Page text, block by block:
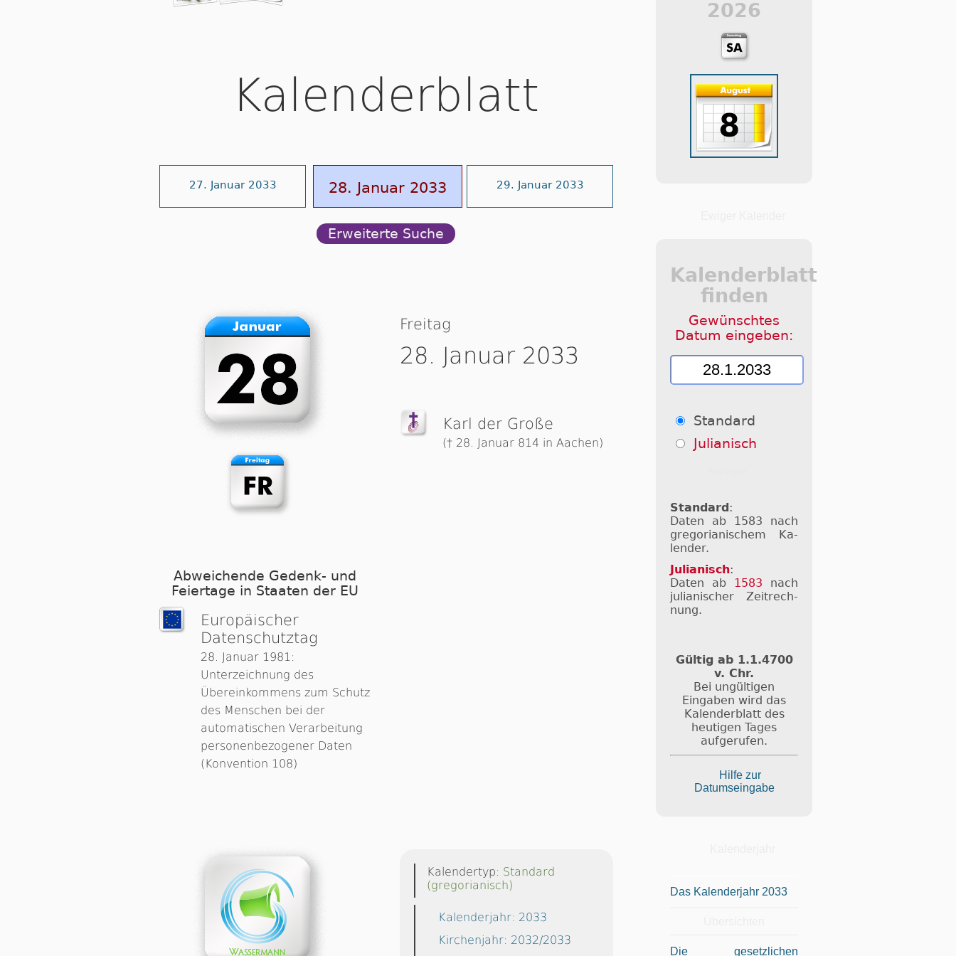
Kalenderblatt
27. Januar 2033 28. Januar 2033 29. Januar 2033
Erweiterte Suche
Abweichende Gedenk- und
Feiertage in Staaten der EU
Europäischer
Datenschutztag
28. Januar 1981:
Unterzeichnung des
Übereinkommens zum Schutz
des Menschen bei der
automatischen Verarbeitung
personenbezogener Daten
(Konvention 108)
Freitag
28. Januar 2033
Karl der Große
(† 28. Januar 814 in Aachen)
Kalendertyp: Standard
(gregorianisch)
Kalenderjahr: 2033
Kirchenjahr: 2032/2033
2026
Kalenderblatt
finden
Gewünschtes
Datum eingeben:
Standard
Julianisch
Standard :
Daten ab 1583 nach
gre­go­ri­a­ni­schem Ka­
len­der.
Julianisch:
Daten ab 1583 nach
ju­li­a­ni­scher Zeit­rech­
nung.
Gültig ab 1.1.4700
v. Chr.
Bei ungültigen
Eingaben wird das
Kalenderblatt des
heutigen Tages
aufgerufen.
Hilfe zur
Datumseingabe
Das Kalenderjahr 2033
Die gesetzlichen